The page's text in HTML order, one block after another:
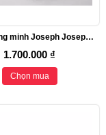
Chậu thông minh Joseph Joseph 2in1
1.700.000 ₫
Chọn mua